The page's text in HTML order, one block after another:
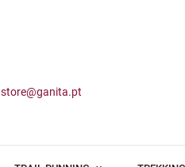
store@ganita.pt